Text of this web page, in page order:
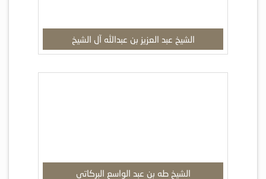
الشيخ عبد العزيز بن عبدالله آل الشيخ
الشيخ طه بن عبد الواسع البركاتي